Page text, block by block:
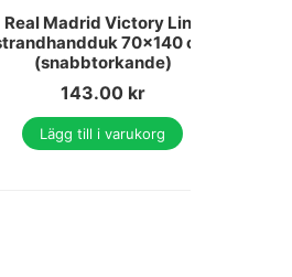
Real Madrid Victory Line
70x140 cm
(snabbtorkande)
143.00 kr
Lägg till i varukorg